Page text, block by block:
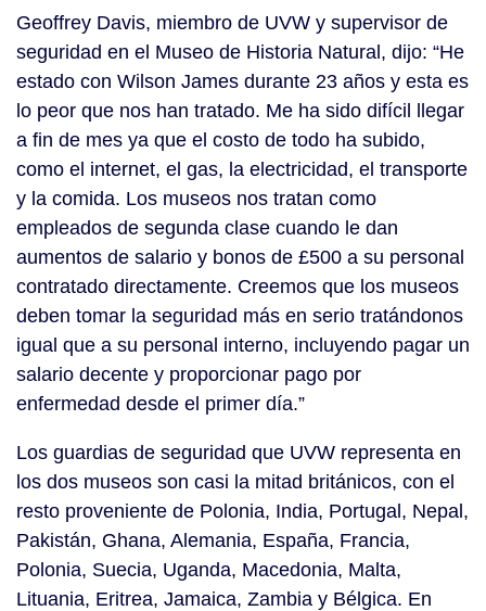
Geoffrey Davis, miembro de UVW y supervisor de
seguridad en el Museo de Historia Natural, dijo: “He
estado con Wilson James durante 23 años y esta es
lo peor que nos han tratado. Me ha sido difícil llegar
a fin de mes ya que el costo de todo ha subido,
como el internet, el gas, la electricidad, el transporte
y la comida. Los museos nos tratan como
empleados de segunda clase cuando le dan
aumentos de salario y bonos de £500 a su personal
contratado directamente. Creemos que los museos
deben tomar la seguridad más en serio tratándonos
igual que a su personal interno, incluyendo pagar un
salario decente y proporcionar pago por
enfermedad desde el primer día.”
Los guardias de seguridad que UVW representa en
los dos museos son casi la mitad británicos, con el
resto proveniente de Polonia, India, Portugal, Nepal,
Pakistán, Ghana, Alemania, España, Francia,
Polonia, Suecia, Uganda, Macedonia, Malta,
Lituania, Eritrea, Jamaica, Zambia y Bélgica. En